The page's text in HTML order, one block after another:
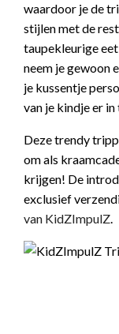
waardoor je de
stijlen met de
taupekleurige
neem je gewoon
je kussentje
van je kindje er
Deze trendy
om als
krijgen! De
exclusief
van KidZImpulZ.